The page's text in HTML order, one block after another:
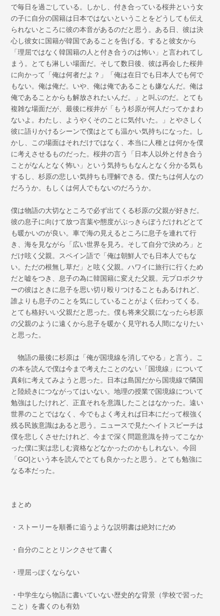
で毎日を過ごしている。しかし、付き合っている桜井という女
の子に自分の国籍は日本ではないということをどうしても伝え
られないところに彼の本音があるのだと思う。ある日、彼は決
心し彼女に国籍が韓国であることを告げる。すると彼女から
「理屈ではなく韓国籍の人と付き合うのは怖い」と言われてし
まう。とても淋しい場面だ。そして数日後、彼は再会した桜井
に向かって「俺は何者だよ？」「俺は在日でも日本人でも何で
もない。俺は俺だ。いや、俺は俺であることも嫌なんだ。俺は
俺であることからも解放されたいんだ。」と叫ぶのだ。とても
複雑な場面だが、最後に桜井が「もう杉原が何人だってかまわ
ないよ。わたし、ようやくそのことに気付いた。」とやさしく
彼に語りかけるシーンで僕はとても温かい気持ちになった。し
かし、この場面はそれだけではなく、本当に人種とは何かを僕
に考えさせるものだった。桜井の言う「日本人以外と付き合う
ことがなんとなく怖い」という気持ちもなんとなく分かる気も
するし、杉原の悲しい気持ちも理解できる。僕たちは何人なの
だろうか。もしくは何人でもないのだろうか。
僕は物語の大切なところで必ず出てくる杉原の父親が好きだ。
彼の息子に向けて放つ言葉や態度がぶっきらぼうだけれどとて
も暖かいのが良い。車で海の見えるところに息子を連れて行
き、海を見ながら「広い世界を見ろ。そして自分で決めろ」と
だけ呟く父親。スペイン語で「俺は朝鮮人でも日本人でもな
い。ただの根無し草だ」と呟く父親。ハワイに旅行に行くため
だと嘘をつき、息子の為に韓国籍に変えた父親。元プロボクサ
ーの彼はときに息子を思い切り殴りつけることもあるけれど、
誰よりも息子のことを気にしていることがよく伝わってくる。
とても格好いい父親だと思った。僕も将来父親になったら杉原
の父親のように遠くから息子を暖かく見守れる人間になりたい
と思った。
物語の最後に杉原は「俺が国境線を消してやる」と言う。こ
の本を読んで僕は今まで考えたことのない「国境線」について
真剣に考えてみようと思った。日本は島国だから国境線で隣国
と陸続きにつながってはいない。地理の授業で国境線について
勉強はしたけれど、正直それを意識したことはなかった。遠い
世界のことではなく、今でもよく考えれば日本にだって根強く
残る民族意識はあると思う。ニュースで見たヘイトスピーチは
僕を悲しくさせたけれど、今まで深く問題意識を持ってこなか
った僕に実は悲しむ資格などなかったのかもしれない。今回
「GO]という本を読んでとても良かったと思う。とても勉強に
なる本だった。
まとめ
・ストーリーを順番に追うような説明書は絶対にだめ
・自分のこととリンクさせて書く
・理屈っぽくならない
・中学生なら物語に書いていない歴史的な背景（学校で習った
こと）を書くのも有効